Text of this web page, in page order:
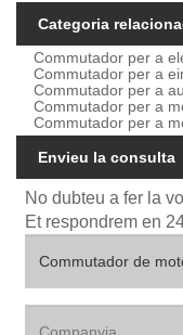
Categoria
Commutador per a
Commutador per a
Commutador per a
Commutador per a
Commutador per a
Envieu la consulta
No dubteu a fer la
Et respondrem en